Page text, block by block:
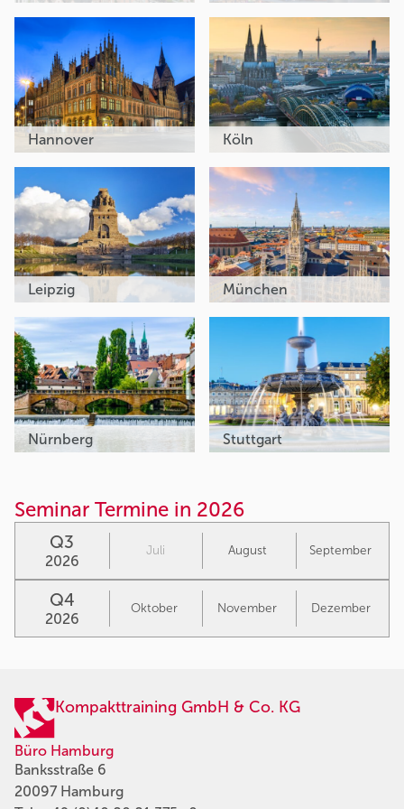
Hannover Köln
Leipzig München
Nürnberg Stuttgart
Seminar Termine in 2026
Q3
2026
Juli August September
Q4
2026
Oktober November Dezember
Kompakttraining GmbH & Co. KG
Büro Hamburg
Banksstraße 6
20097 Hamburg